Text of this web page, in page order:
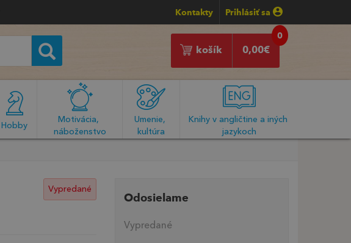
Kontakty Prihlásiť sa
0
0,00€
košík
Hobby
Motivácia,
náboženstvo
Umenie,
kultúra
Knihy v angličtine a iných
jazykoch
Vypredané
Odosielame
Vypredané